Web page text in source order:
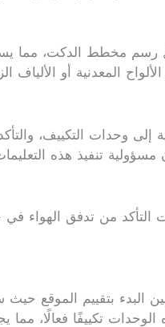
رسم مخطط الدكت، مما
الألواح المعدنية أو
إلى وحدات التكييف،
تنفيذ هذه
التأكد من تدفق الهواء
البدء بتقييم الموقع
تكييفًا فعالًا، مما